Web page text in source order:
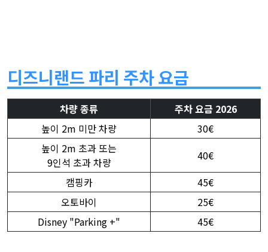
디즈니랜드 파리 주차 요금
차량 종류
주차 요금 2026
높이 2m 미만 차량
30€
높이 2m 초과 또는
9인석 초과 차량
40€
캠핑카
45€
오토바이
25€
Disney "Parking +"
45€